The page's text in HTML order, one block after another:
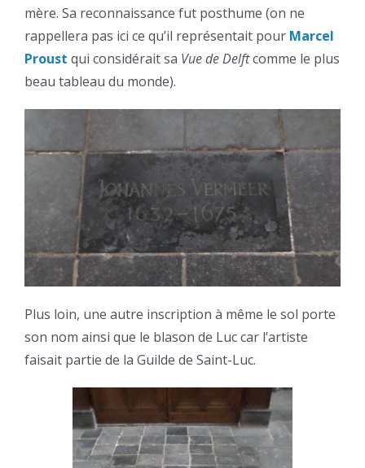
mère. Sa reconnaissance fut posthume (on ne
rappellera pas ici ce qu’il représentait pour Marcel
Proust qui considérait sa Vue de Delftcomme le plus
beau tableau du monde).
Plus loin, une autre inscription à même le sol porte
son nom ainsi que le blason de Luc car l’artiste
faisait partie de la Guilde de Saint-Luc.